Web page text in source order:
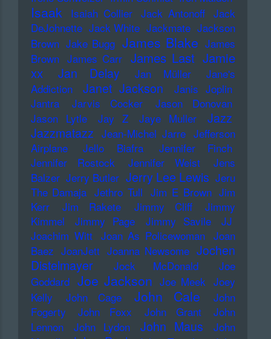
Isaak Isaiah Collier Jack Antonoff Jack
DeJohnette Jack White Jackmate Jackson
Brown Jake Bugg James Blake James
Brown James Carr James Last Jamie
xx
Jan Delay Jan Müller
Jane's
Addiction
Janet Jackson
Janis Joplin
Jantra
Jarvis Cocker
Jason Donovan
Jason Lytle
Jay Z Jaye Muller
Jazz
Jazzmatazz Jean-Michel Jarre Jefferson
Airplane
Jello Biafra
Jennifer Finch
Jennifer Rostock
Jennifer Weist
Jens
Balzer Jerry Butler Jerry Lee Lewis Jeru
The Damaja Jethro Tull Jim E Brown Jim
Kerr
Jim Rakete Jimmy Cliff
Jimmy
Kimmel
Jimmy Page Jimmy Savile
JJ
Joachim Witt Joan As Policewoman Joan
Baez JoanJett Joanna Newsome Jochen
Distelmayer
Jock McDonald
Joe
Goddard Joe Jackson Joe Meek Joey
Kelly
John Cage John Cale
John
Fogerty
John Foxx John Grant
John
Lennon
John Lydon John Maus
John